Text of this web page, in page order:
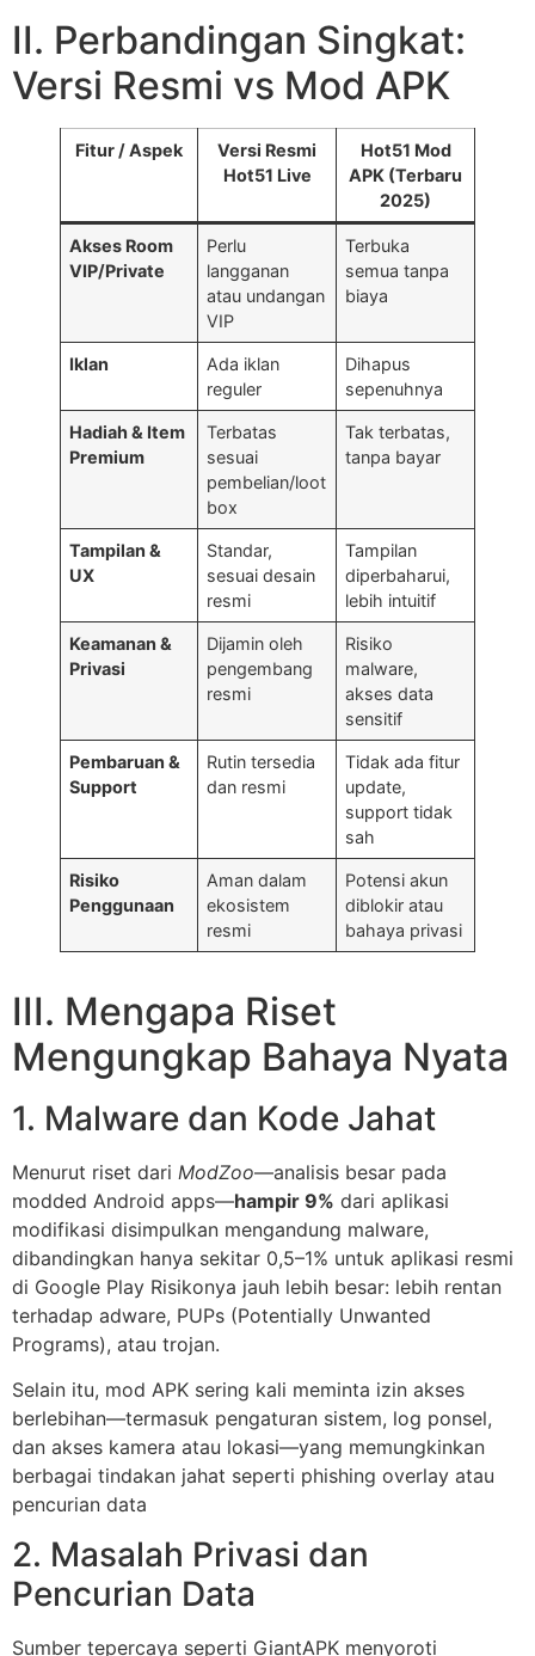
II. Perbandingan Singkat:
Versi Resmi vs Mod APK
Fitur / Aspek
Versi Resmi
Hot51 Live
Hot51 Mod
APK (Terbaru
2025)
Akses Room
VIP/Private
Perlu
langganan
atau undangan
VIP
Terbuka
semua tanpa
biaya
Iklan
Ada iklan
reguler
Dihapus
sepenuhnya
Hadiah & Item
Premium
Terbatas
sesuai
pembelian/loot
box
Tak terbatas,
tanpa bayar
Tampilan &
UX
Standar,
sesuai desain
resmi
Tampilan
diperbaharui,
lebih intuitif
Keamanan &
Privasi
Dijamin oleh
pengembang
resmi
Risiko
malware,
akses data
sensitif
Pembaruan &
Support
Rutin tersedia
dan resmi
Tidak ada fitur
update,
support tidak
sah
Risiko
Penggunaan
Aman dalam
ekosistem
resmi
Potensi akun
diblokir atau
bahaya privasi
III. Mengapa Riset
Mengungkap Bahaya Nyata
1. Malware dan Kode Jahat
Menurut riset dari ModZoo—analisis besar pada
modded Android apps—hampir 9% dari aplikasi
modifikasi disimpulkan mengandung malware,
dibandingkan hanya sekitar 0,5–1% untuk aplikasi resmi
di Google Play Risikonya jauh lebih besar: lebih rentan
terhadap adware, PUPs (Potentially Unwanted
Programs), atau trojan.
Selain itu, mod APK sering kali meminta izin akses
berlebihan—termasuk pengaturan sistem, log ponsel,
dan akses kamera atau lokasi—yang memungkinkan
berbagai tindakan jahat seperti phishing overlay atau
pencurian data
2. Masalah Privasi dan
Pencurian Data
Sumber tepercaya seperti GiantAPK menyoroti